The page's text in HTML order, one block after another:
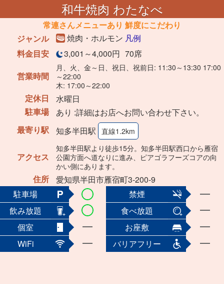
和牛焼肉 わたなべ
常連さんメニューあり 鮮度にこだわり
ジャンル
焼肉・ホルモン 凡例
料金目安
3,001～4,000円 70席
営業時間
月、火、金～日、祝日、祝前日: 11:30～13:30 17:00
～22:00
木: 17:00～22:00
定休日
水曜日
駐車場
あり :詳細はお店へお問い合わせ下さい。
最寄り駅
知多半田駅 直線1.2km
アクセス
知多半田駅より徒歩15分。知多半田駅西口から雁宿
公園方面へ道なりに進み、ピアゴラフーズコアの向
かい側にあります。
住所
愛知県半田市雁宿町3-200-9
駐車場
禁煙
飲み放題
食べ放題
個室
お座敷
WiFi
バリアフリー